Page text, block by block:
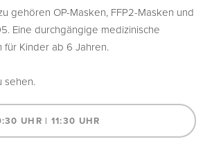
gehören OP-Masken, FFP2-Masken und
. Eine durchgängige medizinische
für Kinder ab 6 Jahren.
sehen.
UHR | 11:30 UHR